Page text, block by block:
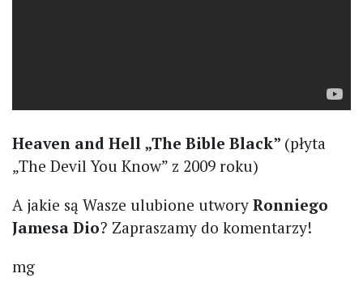
Heaven and Hell „The Bible Black” (płyta
„The Devil You Know” z 2009 roku)
A jakie są Wasze ulubione utwory Ronniego
Jamesa Dio? Zapraszamy do komentarzy!
mg